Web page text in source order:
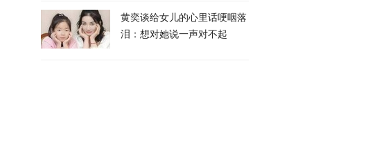
黄奕谈给女儿的心里话哽咽落
泪：想对她说一声对不起